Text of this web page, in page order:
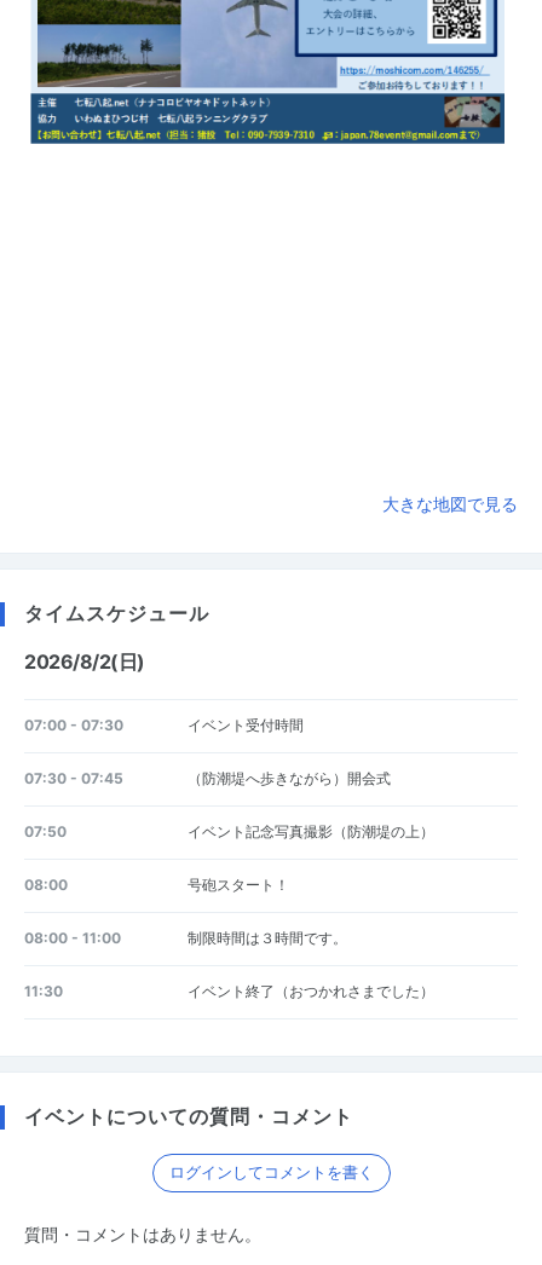
大きな地図で見る
タイムスケジュール
2026/8/2(日)
07:00 - 07:30 イベント受付時間
07:30 - 07:45 （防潮堤へ歩きながら）開会式
07:50 イベント記念写真撮影（防潮堤の上）
08:00 号砲スタート！
08:00 - 11:00 制限時間は３時間です。
11:30 イベント終了（おつかれさまでした）
イベントについての質問・コメント
ログインしてコメントを書く
質問・コメントはありません。